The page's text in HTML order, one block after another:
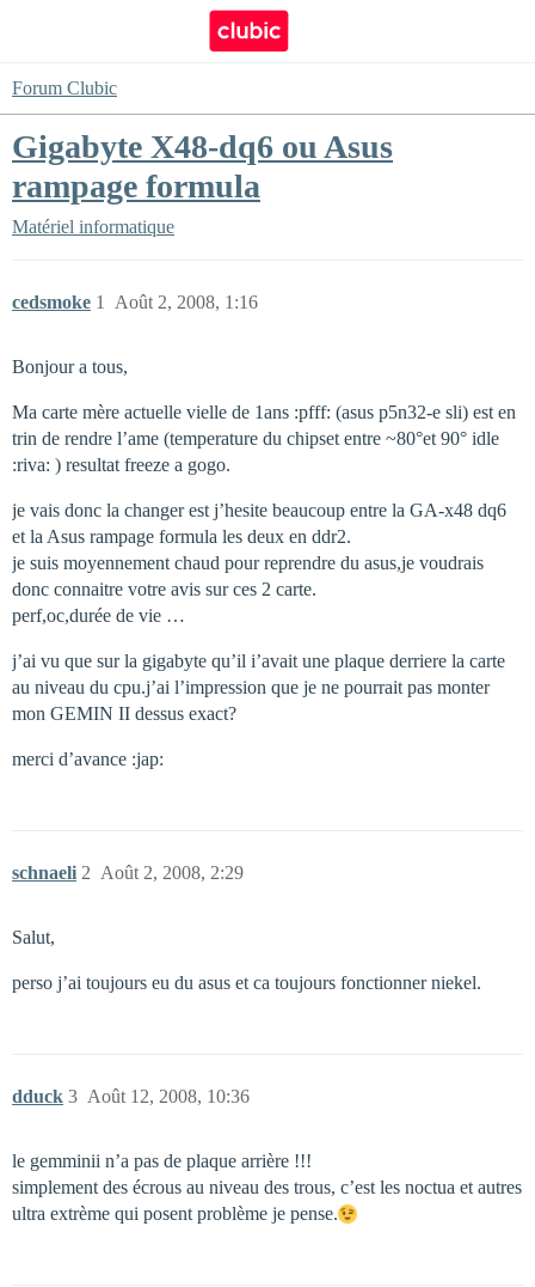
Forum Clubic
Gigabyte X48-dq6 ou Asus
rampage formula
Matériel informatique
cedsmoke Août 2, 2008, 1:16
1
Bonjour a tous,
Ma carte mère actuelle vielle de 1ans :pfff: (asus p5n32-e sli) est en
trin de rendre l’ame (temperature du chipset entre ~80°et 90° idle
:riva: ) resultat freeze a gogo.
je vais donc la changer est j’hesite beaucoup entre la GA-x48 dq6
et la Asus rampage formula les deux en ddr2.
je suis moyennement chaud pour reprendre du asus,je voudrais
donc connaitre votre avis sur ces 2 carte.
perf,oc,durée de vie …
j’ai vu que sur la gigabyte qu’il i’avait une plaque derriere la carte
au niveau du cpu.j’ai l’impression que je ne pourrait pas monter
mon GEMIN II dessus exact?
merci d’avance :jap:
schnaeli Août 2, 2008, 2:29
2
Salut,
perso j’ai toujours eu du asus et ca toujours fonctionner niekel.
dduck Août 12, 2008, 10:36
3
le gemminii n’a pas de plaque arrière !!!
simplement des écrous au niveau des trous, c’est les noctua et autres
ultra extrème qui posent problème je pense.